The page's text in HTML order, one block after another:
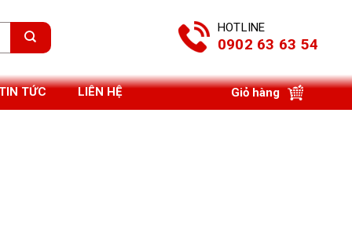
HOTLINE
0902 63 63 54
TỨC LIÊN HỆ Giỏ hàng